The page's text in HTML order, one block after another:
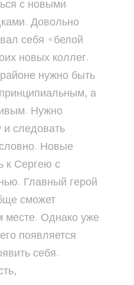
с новыми
Довольно
себя «белой
новых коллег.
нужно быть
а
Нужно
и следовать
Новые
к Сергею с
Главный герой
сможет
месте. Однако уже
появляется
себя.